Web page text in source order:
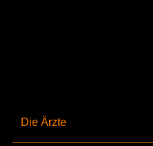
Die Ärzte